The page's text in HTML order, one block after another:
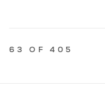
63OF 405